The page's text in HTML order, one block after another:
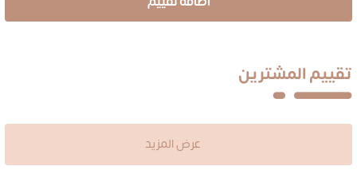
تقييم المشترين
عرض المزيد